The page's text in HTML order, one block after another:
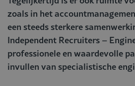
zoals in het
een steeds sterkere
Independent Recruiters –
professionele en waardevolle
invullen van specialistische